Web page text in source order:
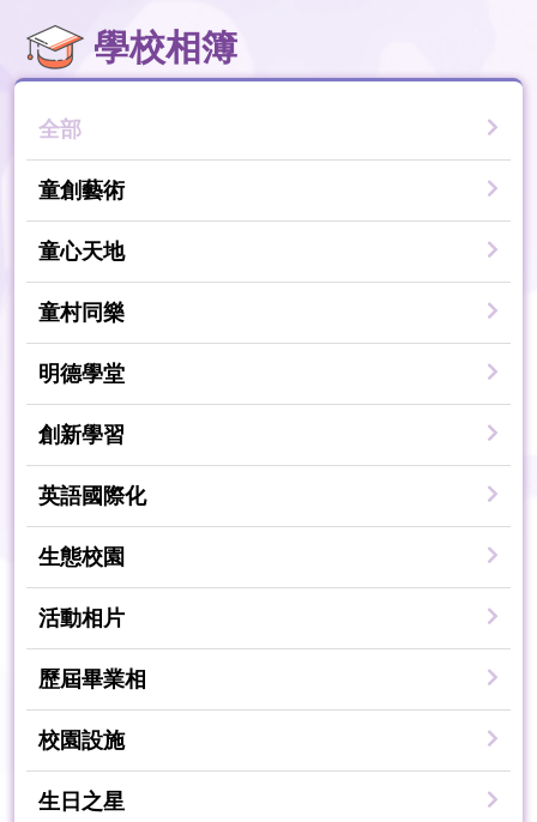
學校相簿
全部
童創藝術
童心天地
童村同樂
明德學堂
創新學習
英語國際化
生態校園
活動相片
歷屆畢業相
校園設施
生日之星